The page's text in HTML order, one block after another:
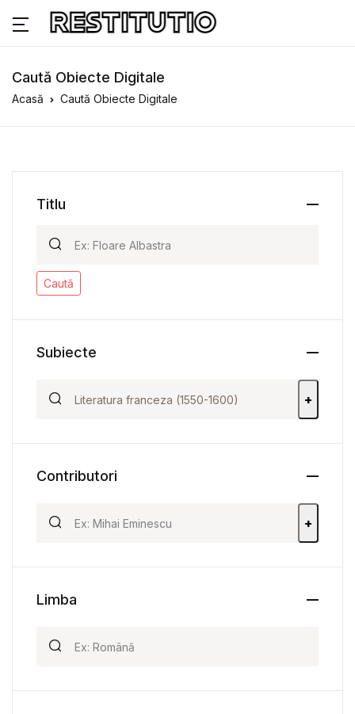
Caută Obiecte Digitale
Acasă Caută Obiecte Digitale
Titlu
Caută
Subiecte
+
Contributori
+
Limba